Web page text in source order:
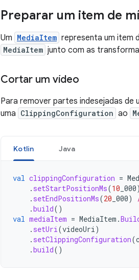
Preparar um item de
Um MediaItem representa um item
MediaItem junto com as
Cortar um vídeo
Para remover partes indesejadas de
uma ClippingConfiguration ao
Kotlin Java
val clippingConfiguration =
. setStartPositionMs(10 _000)
. setEndPositionMs(20 _000)
.build()
val mediaItem = MediaItem .
. setUri(videoUri)
. setClippingConfiguration(
.build()